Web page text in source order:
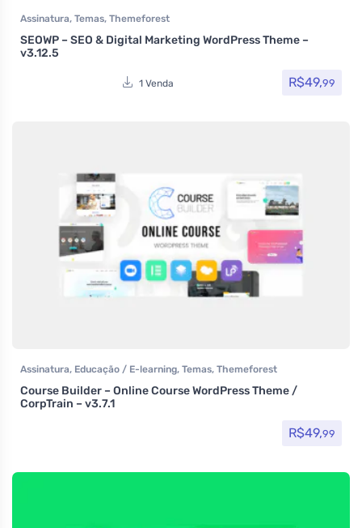
Assinatura, Temas, Themeforest
SEOWP – SEO & Digital Marketing WordPress Theme –
v3.12.5
1 Venda R$49,99
Assinatura, Educação / E-learning, Temas, Themeforest
Course Builder – Online Course WordPress Theme /
CorpTrain – v3.7.1
R$49,99